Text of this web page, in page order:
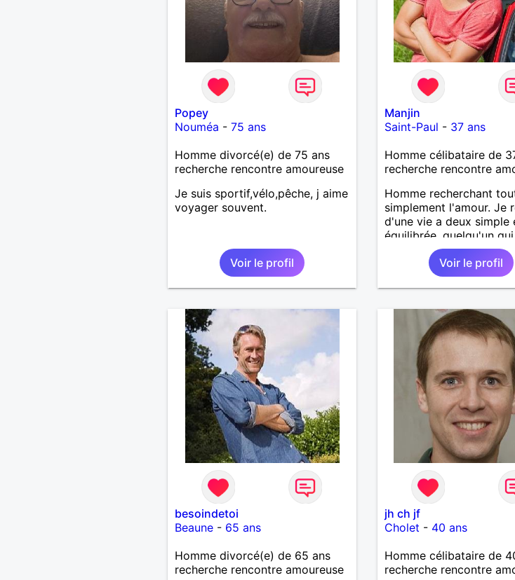
Popey
Nouméa - 75 ans
Homme divorcé(e) de 75 ans
recherche rencontre amoureuse
Je suis sportif,vélo,pêche, j aime
voyager souvent.
Voir le profil
Manjin
Saint-Paul - 37 ans
Homme célibataire de
recherche rencontre
Homme recherchant
simplement l'amour. Je
d'une vie a deux simple
équilibrée, quelqu'un
m´accepter tel que je
une personne assez
sachant ce que je veux,
bien trouver quelqu'un
dialogue sera une source
inépuisable de bien être
complicité.
Voir le profil
besoindetoi
Beaune- 65 ans
Homme divorcé(e) de 65 ans
recherche rencontre amoureuse
jh ch jf
Cholet - 40 ans
Homme célibataire de
recherche rencontre